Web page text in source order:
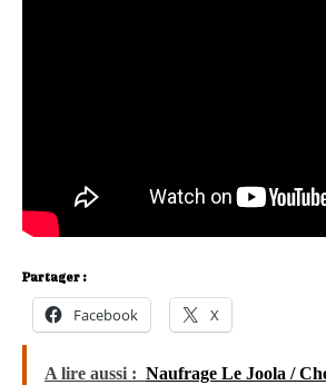
Partager :
Facebook X
A lire aussi : Naufrage Le Joola /